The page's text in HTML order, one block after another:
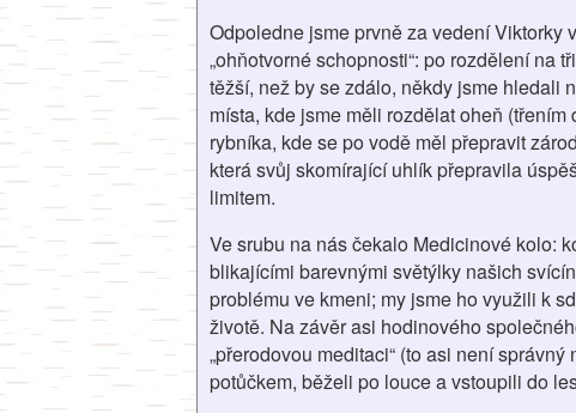
Odpoledne jsme prvně za vedení
„ohňotvorné schopnosti“: po rozdělení na
těžší, než by se zdálo, někdy jsme hledali
místa, kde jsme měli rozdělat oheň
rybníka, kde se po vodě měl přepravit
která svůj skomírající uhlík přepravila
limitem.
Ve srubu na nás čekalo Medicinové kolo:
blikajícími barevnými světýlky našich
problému ve kmeni; my jsme ho využili k
životě. Na závěr asi hodinového
„přerodovou meditaci“ (to asi není
potůčkem, běželi po louce a vstoupili do